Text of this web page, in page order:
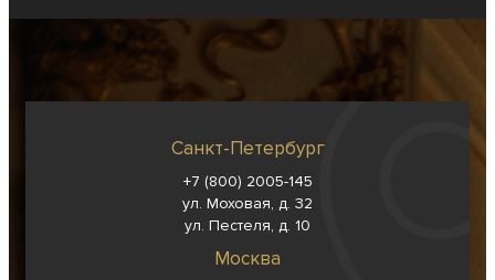
Санкт-Петербург
+7 (800) 2005-145
ул. Моховая, д. 32
ул. Пестеля, д. 10
Москва